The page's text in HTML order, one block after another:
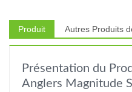
Produit Autres Produits
Présentation du
Anglers Magnitude